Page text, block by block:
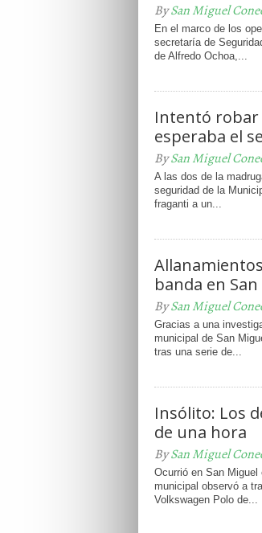
BySan Miguel
En el marco de los
secretaría de
de Alfredo Ochoa,...
Intentó
esperaba el
BySan Miguel
A las dos de la
seguridad de la
fraganti a un...
banda en
BySan Miguel
Gracias a una
municipal de San
tras una serie de...
Insólito: Los
de una hora
BySan Miguel
Ocurrió en San Miguel
municipal observó a
Volkswagen Polo de...